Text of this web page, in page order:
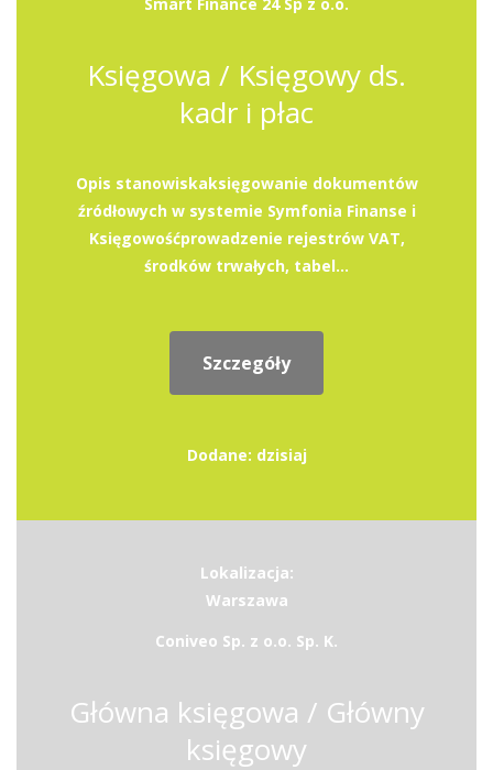
Księgowa / Księgowy ds.
kadr i płac
Opis stanowiskaksięgowanie dokumentów
źródłowych w systemie Symfonia Finanse i
Księgowośćprowadzenie rejestrów VAT,
środków trwałych, tabel...
Szczegóły
Dodane: dzisiaj
Lokalizacja:
Warszawa
Coniveo Sp. z o.o. Sp. K.
Główna księgowa / Główny
księgowy